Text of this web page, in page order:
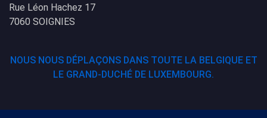
Rue Léon Hachez 17
7060 SOIGNIES
NOUS NOUS DÉPLAÇONS DANS TOUTE LA BELGIQUE ET
LE GRAND-DUCHÉ DE LUXEMBOURG.